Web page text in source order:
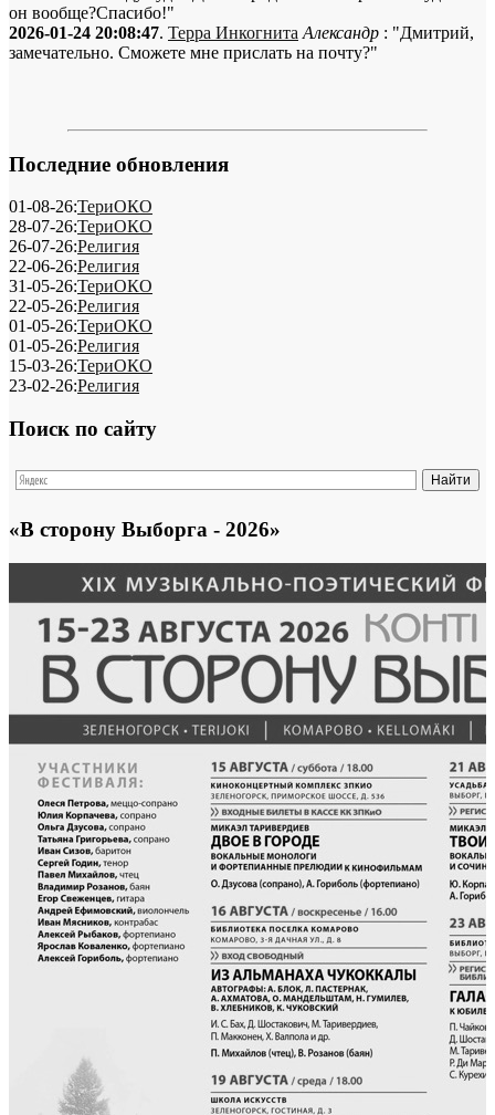
он вообще?Спасибо!"
2026-01-24 20:08:47. Терра Инкогнита Александр : "Дмитрий,
замечательно. Сможете мне прислать на почту?"
Последние обновления
01-08-26:ТериОКО
28-07-26:ТериОКО
26-07-26:Религия
22-06-26:Религия
31-05-26:ТериОКО
22-05-26:Религия
01-05-26:ТериОКО
01-05-26:Религия
15-03-26:ТериОКО
23-02-26:Религия
Поиск по сайту
«В сторону Выборга - 2026»